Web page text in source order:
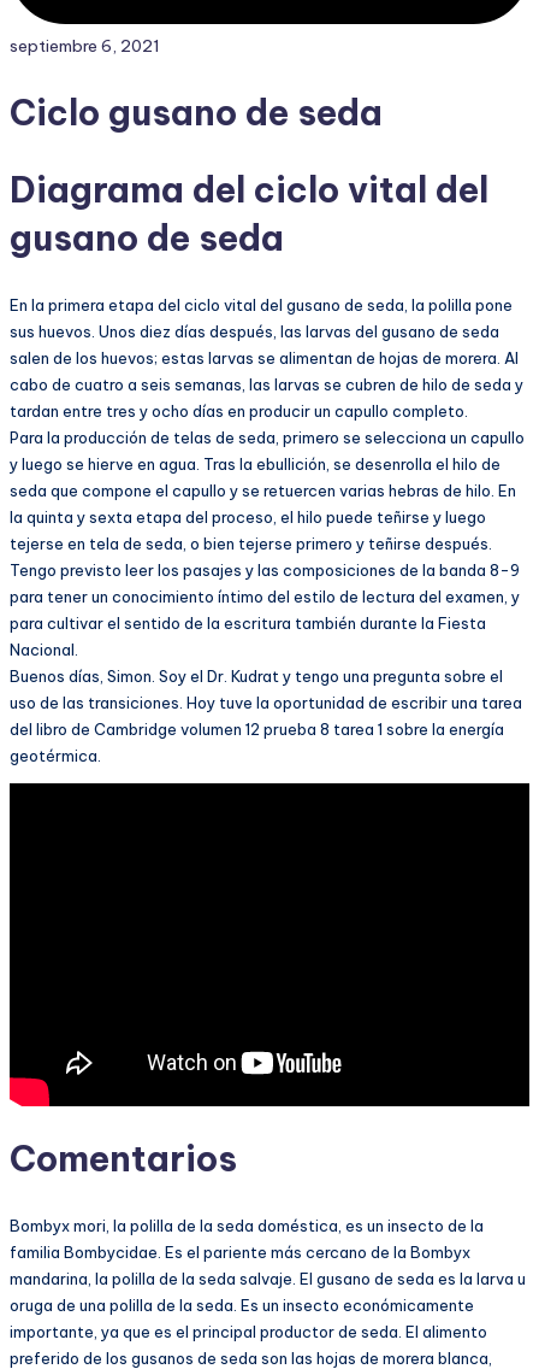
septiembre 6, 2021
Ciclo gusano de seda
Diagrama del ciclo vital del
gusano de seda
En la primera etapa del ciclo vital del gusano de seda, la polilla pone
sus huevos. Unos diez días después, las larvas del gusano de seda
salen de los huevos; estas larvas se alimentan de hojas de morera. Al
cabo de cuatro a seis semanas, las larvas se cubren de hilo de seda y
tardan entre tres y ocho días en producir un capullo completo.
Para la producción de telas de seda, primero se selecciona un capullo
y luego se hierve en agua. Tras la ebullición, se desenrolla el hilo de
seda que compone el capullo y se retuercen varias hebras de hilo. En
la quinta y sexta etapa del proceso, el hilo puede teñirse y luego
tejerse en tela de seda, o bien tejerse primero y teñirse después.
Tengo previsto leer los pasajes y las composiciones de la banda 8-9
para tener un conocimiento íntimo del estilo de lectura del examen, y
para cultivar el sentido de la escritura también durante la Fiesta
Nacional.
Buenos días, Simon. Soy el Dr. Kudrat y tengo una pregunta sobre el
uso de las transiciones. Hoy tuve la oportunidad de escribir una tarea
del libro de Cambridge volumen 12 prueba 8 tarea 1 sobre la energía
geotérmica.
Comentarios
Bombyx mori, la polilla de la seda doméstica, es un insecto de la
familia Bombycidae. Es el pariente más cercano de la Bombyx
mandarina, la polilla de la seda salvaje. El gusano de seda es la larva u
oruga de una polilla de la seda. Es un insecto económicamente
importante, ya que es el principal productor de seda. El alimento
preferido de los gusanos de seda son las hojas de morera blanca,